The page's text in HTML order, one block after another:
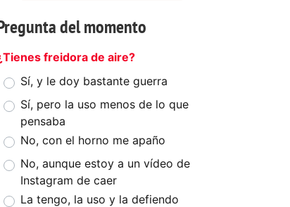
del momento
freidora de aire?
Sí, y le doy bastante guerra
Sí, pero la uso menos de lo que
pensaba
No, con el horno me apaño
No, aunque estoy a un vídeo de
Instagram de caer
La tengo, la uso y la defiendo